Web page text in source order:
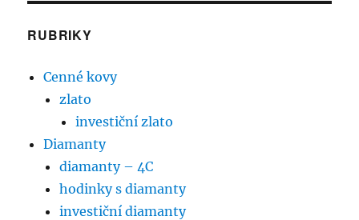
RUBRIKY
Cenné kovy
zlato
investiční zlato
Diamanty
diamanty – 4C
hodinky s diamanty
investiční diamanty